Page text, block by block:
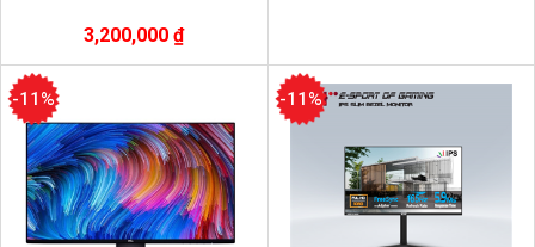
3,200,000 ₫
-11% -11%